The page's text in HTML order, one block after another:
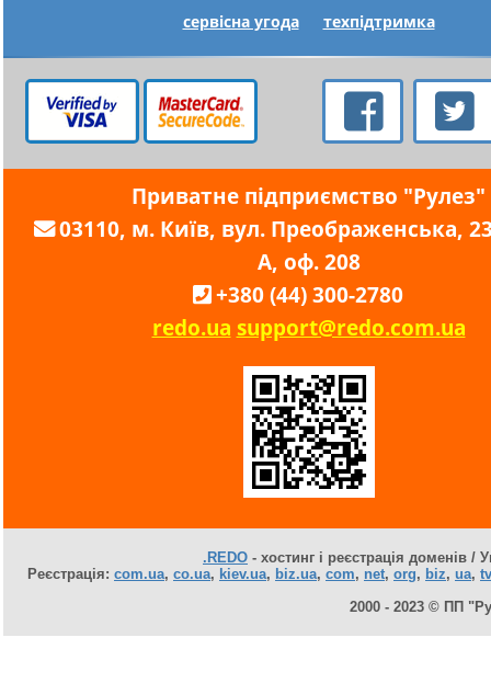
сервісна угода техпідтримка
Приватне підприємство "Рулез"
03110, м. Київ, вул. Преображенська,
А, оф. 208
+380 (44) 300-2780
redo.ua support@redo.com.ua
.REDO - хостинг і реєстрація доменів /
Реєстрація: com.ua, co.ua, kiev.ua, biz.ua, com, net, org, biz, ua, tv
2000 - 2023 © ПП